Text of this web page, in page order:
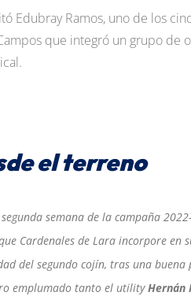
Edubray Ramos, uno de los
que integró un grupo
el terreno
semana de la campaña
Cardenales de Lara incorpore en
del segundo cojín, tras una buena
emplumado tanto el utilityHernán